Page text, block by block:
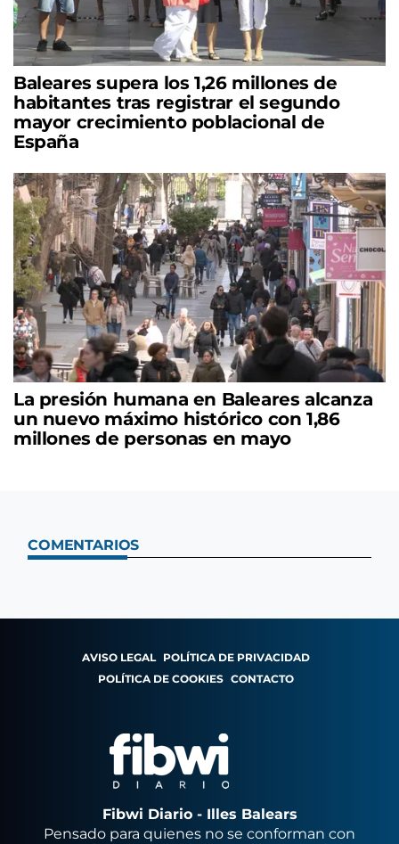
Baleares supera los 1,26 millones de
habitantes tras registrar el segundo
mayor crecimiento poblacional de
España
La presión humana en Baleares alcanza
un nuevo máximo histórico con 1,86
millones de personas en mayo
COMENTARIOS
AVISO LEGAL POLÍTICA DE PRIVACIDAD
POLÍTICA DE COOKIES CONTACTO
Fibwi Diario - Illes Balears
Pensado para quienes no se conforman con